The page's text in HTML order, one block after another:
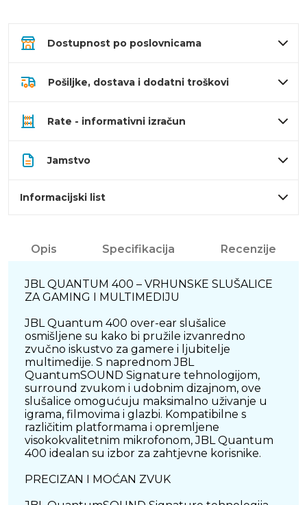
Dostupnost po poslovnicama
Pošiljke, dostava i dodatni troškovi
Rate - informativni izračun
Jamstvo
Informacijski list
Opis Specifikacija Recenzije
JBL QUANTUM 400 – VRHUNSKE SLUŠALICE
ZA GAMING I MULTIMEDIJU
JBL Quantum 400 over-ear slušalice
osmišljene su kako bi pružile izvanredno
zvučno iskustvo za gamere i ljubitelje
multimedije. S naprednom JBL
QuantumSOUND Signature tehnologijom,
surround zvukom i udobnim dizajnom, ove
slušalice omogućuju maksimalno uživanje u
igrama, filmovima i glazbi. Kompatibilne s
različitim platformama i opremljene
visokokvalitetnim mikrofonom, JBL Quantum
400 idealan su izbor za zahtjevne korisnike.
PRECIZAN I MOĆAN ZVUK